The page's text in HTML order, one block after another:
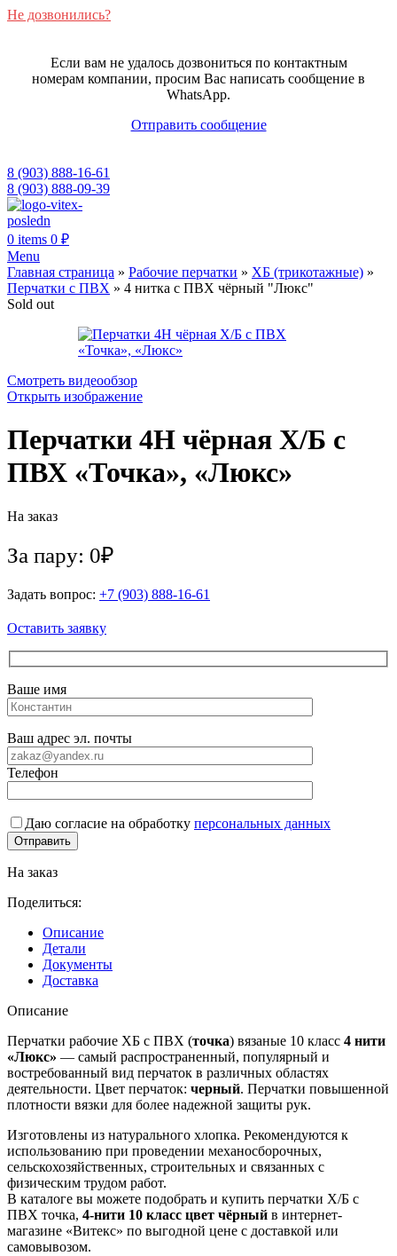
Не дозвонились?
Если вам не удалось дозвониться по контактным
номерам компании, просим Вас написать сообщение в
WhatsApp.
Отправить сообщение
8 (903) 888-16-61
8 (903) 888-09-39
0 items 0 ₽
Menu
Главная страница » Рабочие перчатки » ХБ (трикотажные) »
Перчатки с ПВХ » 4 нитка с ПВХ чёрный "Люкс"
Sold out
Смотреть видеообзор
Открыть изображение
Перчатки 4Н чёрная Х/Б с
ПВХ «Точка», «Люкс»
На заказ
За пару: 0₽
Задать вопрос: +7 (903) 888-16-61
Оставить заявку
Ваше имя
Ваш адрес эл. почты
Телефон
Даю согласие на обработку персональных данных
На заказ
Поделиться:
Описание
Детали
Документы
Доставка
Описание
Перчатки рабочие ХБ с ПВХ (точка) вязаные 10 класс 4 нити
«Люкс» — самый распространенный, популярный и
востребованный вид перчаток в различных областях
деятельности. Цвет перчаток: черный. Перчатки повышенной
плотности вязки для более надежной защиты рук.
Изготовлены из натурального хлопка. Рекомендуются к
использованию при проведении механосборочных,
сельскохозяйственных, строительных и связанных с
физическим трудом работ.
В каталоге вы можете подобрать и купить перчатки Х/Б с
ПВХ точка, 4-нити 10 класс цвет чёрный в интернет-
магазине «Витекс» по выгодной цене с доставкой или
самовывозом.